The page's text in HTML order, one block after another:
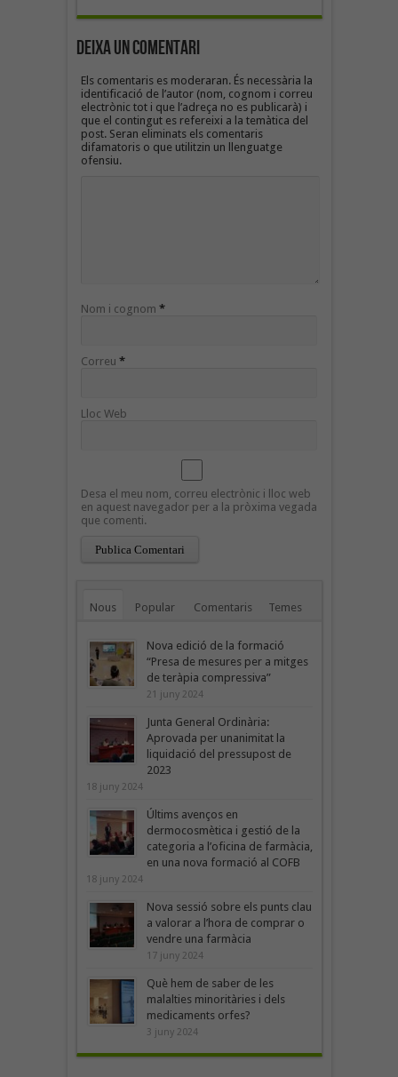
Deixa un Comentari
Els comentaris es moderaran. És necessària la
identificació de l’autor (nom, cognom i correu
electrònic tot i que l’adreça no es publicarà) i
que el contingut es refereixi a la temàtica del
post. Seran eliminats els comentaris
difamatoris o que utilitzin un llenguatge
ofensiu.
Nom i cognom *
Correu *
Lloc Web
Desa el meu nom, correu electrònic i lloc web
en aquest navegador per a la pròxima vegada
que comenti.
Nous Popular Comentaris Temes
Nova edició de la formació
“Presa de mesures per a mitges
de teràpia compressiva”
21 juny 2024
Junta General Ordinària:
Aprovada per unanimitat la
liquidació del pressupost de
2023
18 juny 2024
Últims avenços en
dermocosmètica i gestió de la
categoria a l’oficina de farmàcia,
en una nova formació al COFB
18 juny 2024
Nova sessió sobre els punts clau
a valorar a l’hora de comprar o
vendre una farmàcia
17 juny 2024
Què hem de saber de les
malalties minoritàries i dels
medicaments orfes?
3 juny 2024